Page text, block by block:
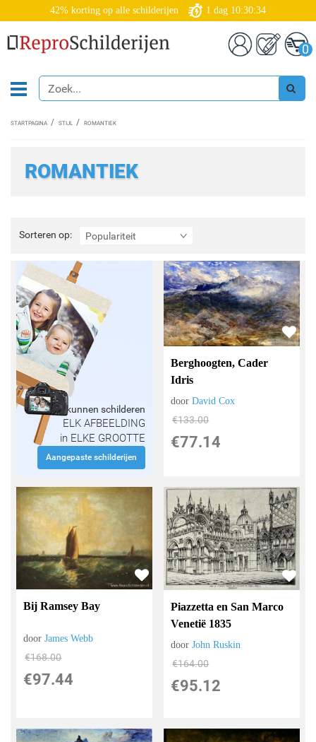
42% korting op alle schilderijen 1 dag 10:30:32
0
STARTPAGINA STIJL ROMANTIEK
ROMANTIEK
Sorteren op: Populariteit
Sorteren
op:
Wij kunnen schilderen
ELK AFBEELDING
in ELKE GROOTTE
Aangepaste schilderijen
Berghoogten, Cader
Idris
doorDavid Cox
€133.00
€77.14
Bij Ramsey Bay
doorJames Webb
€168.00
€97.44
Piazzetta en San Marco
Venetië 1835
doorJohn Ruskin
€164.00
€95.12